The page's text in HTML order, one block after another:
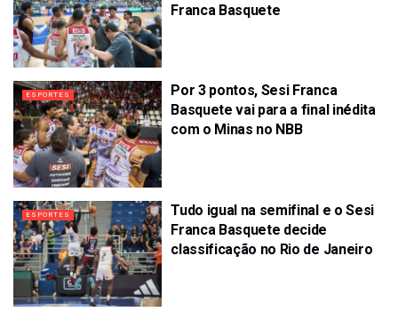
Franca Basquete
ESPORTES
Por 3 pontos, Sesi Franca
Basquete vai para a final inédita
com o Minas no NBB
ESPORTES
Tudo igual na semifinal e o Sesi
Franca Basquete decide
classificação no Rio de Janeiro